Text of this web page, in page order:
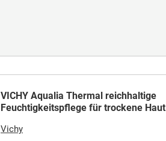
VICHY Aqualia Thermal reichhaltige
Feuchtigkeitspflege für trockene Haut
Vichy